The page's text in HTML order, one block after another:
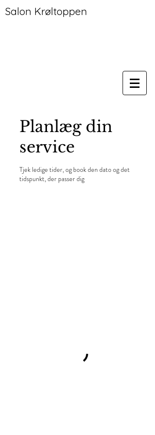
Salon Krøltoppen
Planlæg din
service
Tjek ledige tider, og book den dato og det
tidspunkt, der passer dig